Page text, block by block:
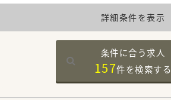
詳細条件を表示
条件に合う求人
157件を検索する